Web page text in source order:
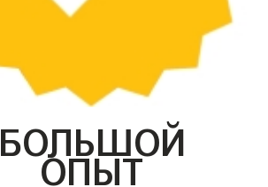
БОЛЬШОЙ
ОПЫТ